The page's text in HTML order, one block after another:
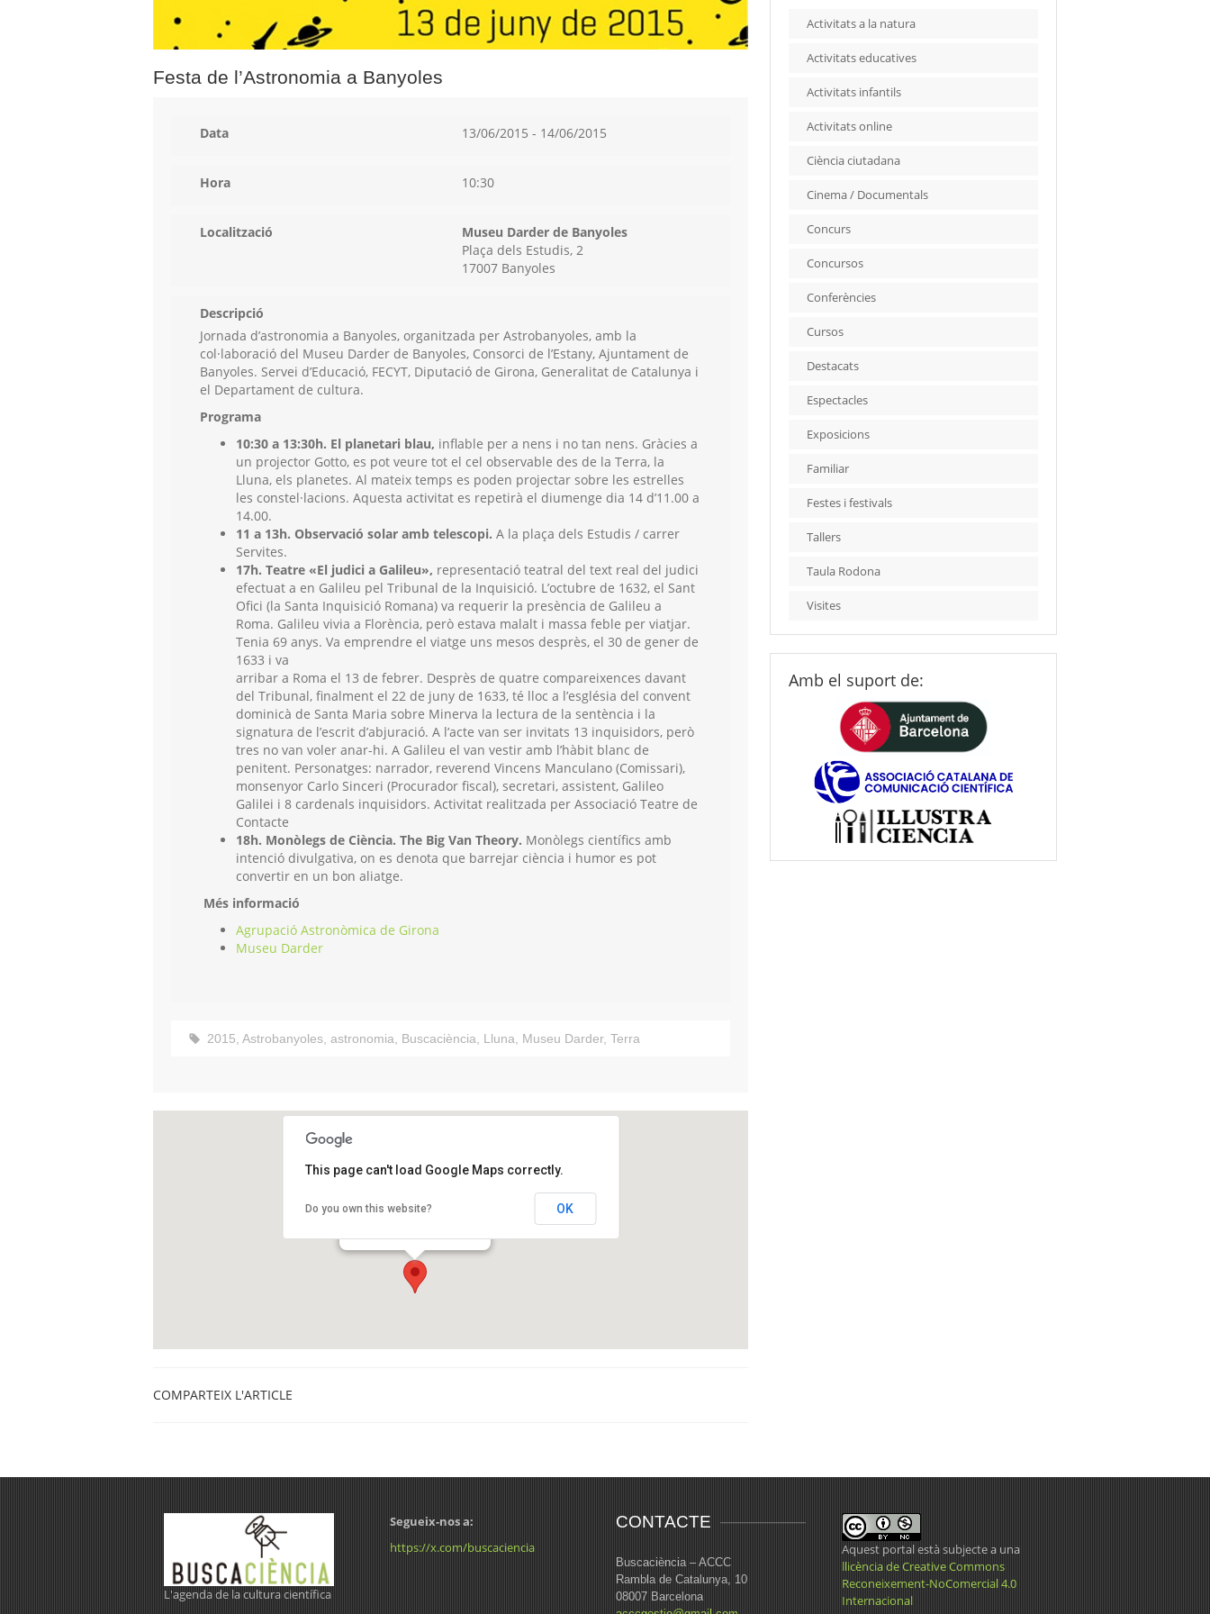
Festa de l’Astronomia a Banyoles
Data 13/06/2015 - 14/06/2015
Hora 10:30
Localització
Museu Darder de Banyoles
Plaça dels Estudis, 2
17007 Banyoles
Descripció
Jornada d’astronomia a Banyoles, organitzada per Astrobanyoles, amb la
col·laboració del Museu Darder de Banyoles, Consorci de l’Estany, Ajuntament de
Banyoles. Servei d’Educació, FECYT, Diputació de Girona, Generalitat de Catalunya i
el Departament de cultura.
Programa
10:30 a 13:30h. El planetari blau, inflable per a nens i no tan nens. Gràcies a
un projector Gotto, es pot veure tot el cel observable des de la Terra, la
Lluna, els planetes. Al mateix temps es poden projectar sobre les estrelles
les constel·lacions. Aquesta activitat es repetirà el diumenge dia 14 d’11.00 a
14.00.
11 a 13h. Observació solar amb telescopi. A la plaça dels Estudis / carrer
Servites.
17h. Teatre «El judici a Galileu», representació teatral del text real del judici
efectuat a en Galileu pel Tribunal de la Inquisició. L’octubre de 1632, el Sant
Ofici (la Santa Inquisició Romana) va requerir la presència de Galileu a
Roma. Galileu vivia a Florència, però estava malalt i massa feble per viatjar.
Tenia 69 anys. Va emprendre el viatge uns mesos desprès, el 30 de gener de
1633 i va
arribar a Roma el 13 de febrer. Desprès de quatre compareixences davant
del Tribunal, finalment el 22 de juny de 1633, té lloc a l’església del convent
dominicà de Santa Maria sobre Minerva la lectura de la sentència i la
signatura de l’escrit d’abjuració. A l’acte van ser invitats 13 inquisidors, però
tres no van voler anar-hi. A Galileu el van vestir amb l’hàbit blanc de
penitent. Personatges: narrador, reverend Vincens Manculano (Comissari),
monsenyor Carlo Sinceri (Procurador fiscal), secretari, assistent, Galileo
Galilei i 8 cardenals inquisidors. Activitat realitzada per Associació Teatre de
Contacte
18h. Monòlegs de Ciència. The Big Van Theory. Monòlegs científics amb
intenció divulgativa, on es denota que barrejar ciència i humor es pot
convertir en un bon aliatge.
Més informació
Agrupació Astronòmica de Girona
Museu Darder
2015, Astrobanyoles, astronomia, Buscaciència, Lluna, Museu Darder, Terra
Plaça dels Estudis, 2
This page can't load Google Maps correctly.
Do you own this website? OK
COMPARTEIX L'ARTICLE
Activitats a la natura
Activitats educatives
Activitats infantils
Activitats online
Ciència ciutadana
Cinema / Documentals
Concurs
Concursos
Conferències
Cursos
Destacats
Espectacles
Exposicions
Familiar
Festes i festivals
Tallers
Taula Rodona
Visites
Amb el suport de:
L'agenda de la cultura científica
Segueix-nos a:
https://x.com/buscaciencia
CONTACTE
Buscaciència – ACCC
Rambla de Catalunya, 10
08007 Barcelona
Aquest portal està subjecte a una
llicència de Creative Commons
Reconeixement-NoComercial 4.0
Internacional